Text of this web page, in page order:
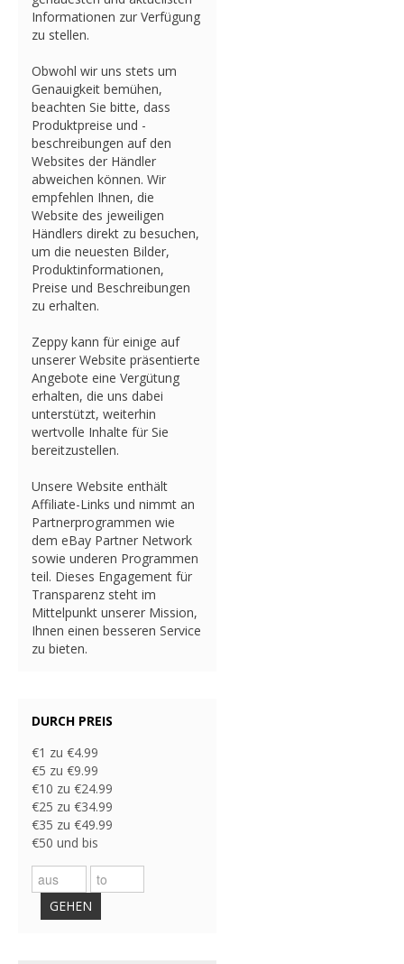
Informationen zur Verfügung
zu stellen.
Obwohl wir uns stets um
Genauigkeit bemühen,
beachten Sie bitte, dass
Produktpreise und -
beschreibungen auf den
Websites der Händler
abweichen können. Wir
empfehlen Ihnen, die
Website des jeweiligen
Händlers direkt zu besuchen,
um die neuesten Bilder,
Produktinformationen,
Preise und Beschreibungen
zu erhalten.
Zeppy kann für einige auf
unserer Website präsentierte
Angebote eine Vergütung
erhalten, die uns dabei
unterstützt, weiterhin
wertvolle Inhalte für Sie
bereitzustellen.
Unsere Website enthält
Affiliate-Links und nimmt an
Partnerprogrammen wie
dem eBay Partner Network
sowie underen Programmen
teil. Dieses Engagement für
Transparenz steht im
Mittelpunkt unserer Mission,
Ihnen einen besseren Service
zu bieten.
DURCH PREIS
€1 zu €4.99
€5 zu €9.99
€10 zu €24.99
€25 zu €34.99
€35 zu €49.99
€50 und bis
GEHEN